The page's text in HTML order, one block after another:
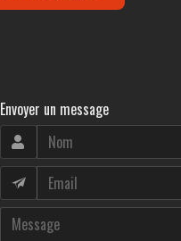
Envoyer un message